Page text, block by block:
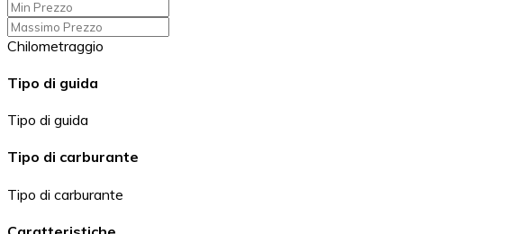
Chilometraggio
Tipo di guida
Tipo di guida
Tipo di carburante
Tipo di carburante